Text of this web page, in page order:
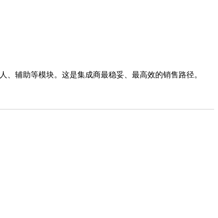
辅助等模块。这是集成商最稳妥、最高效的销售路径。